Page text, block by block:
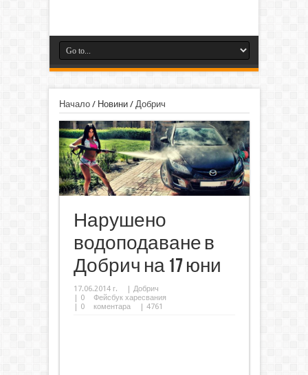
Начало/ Новини/ Добрич
Нарушено
водоподаване в
Добрич на 17 юни
17.06.2014 г. | Добрич
| 0
Фейсбук харесвания
| 0 коментара | 4761